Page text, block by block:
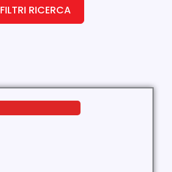
FILTRI RICERCA